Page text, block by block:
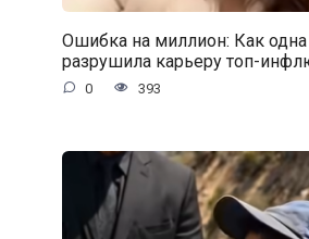
Ошибка на миллион: Как
разрушила карьеру топ-
0 393